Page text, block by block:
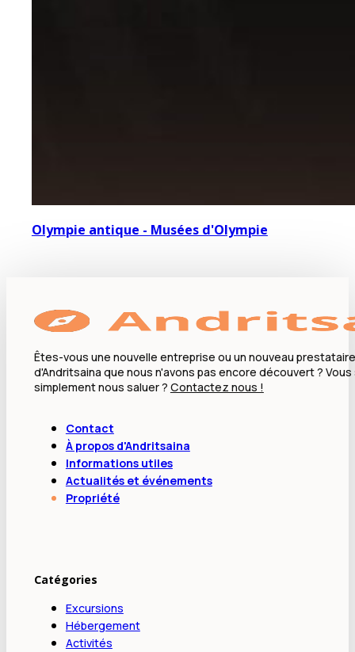
Olympie antique - Musées d'Olympie
Êtes-vous une nouvelle entreprise ou un nouveau
d'Andritsaina que nous n'avons pas encore découvert ?
simplement nous saluer ? Contactez nous !
Contact
À propos d'Andritsaina
Informations utiles
Actualités et événements
Propriété
Catégories
Excursions
Hébergement
Activités